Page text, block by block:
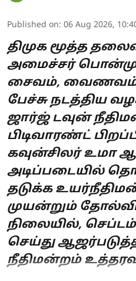
Published on: 06 Aug 2026,
திமுக மூத்த
அமைச்சர்
சைவம், வைணவம்
பேச்சு நடத்திய
ஜார்ஜ் டவுன்
பிடிவாரண்ட்
கவுன்சிலர் உமா
அடிப்படையில்
தடுக்க
முயன்றும்
நிலையில்,
செய்து
நீதிமன்றம்